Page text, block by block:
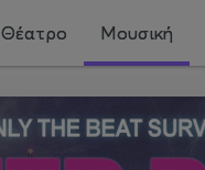
Θέατρο Μουσική